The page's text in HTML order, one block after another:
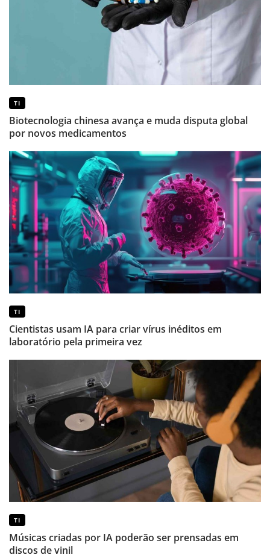
TI
Biotecnologia chinesa avança e muda disputa global
por novos medicamentos
TI
Cientistas usam IA para criar vírus inéditos em
laboratório pela primeira vez
TI
Músicas criadas por IA poderão ser prensadas em
discos de vinil